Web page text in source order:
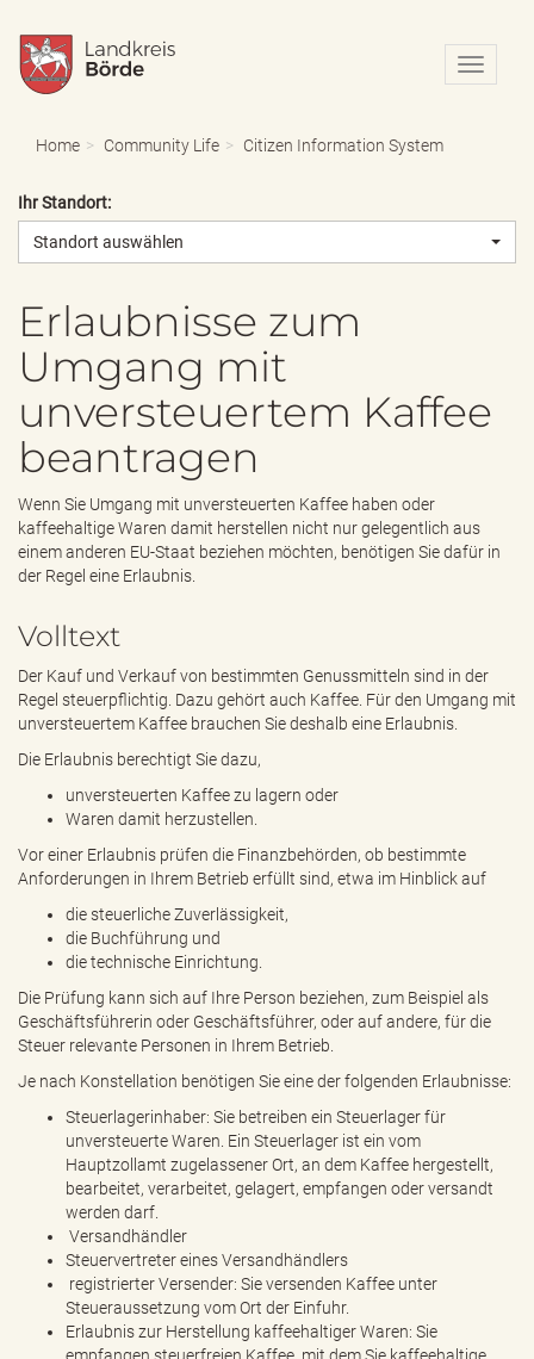
N
a
o
a
l
e
Home Community Life Citizen Information System
Ihr Standort:
Standort auswählen
Erlaubnisse zum
Umgang mit
unversteuertem Kaffee
beantragen
Wenn Sie Umgang mit unversteuerten Kaffee haben oder
kaffeehaltige Waren damit herstellen nicht nur gelegentlich aus
einem anderen EU-Staat beziehen möchten, benötigen Sie dafür in
der Regel eine Erlaubnis.
Volltext
Der Kauf und Verkauf von bestimmten Genussmitteln sind in der
Regel steuerpflichtig. Dazu gehört auch Kaffee. Für den Umgang mit
unversteuertem Kaffee brauchen Sie deshalb eine Erlaubnis.
Die Erlaubnis berechtigt Sie dazu,
unversteuerten Kaffee zu lagern oder
Waren damit herzustellen.
Vor einer Erlaubnis prüfen die Finanzbehörden, ob bestimmte
Anforderungen in Ihrem Betrieb erfüllt sind, etwa im Hinblick auf
die steuerliche Zuverlässigkeit,
die Buchführung und
die technische Einrichtung.
Die Prüfung kann sich auf Ihre Person beziehen, zum Beispiel als
Geschäftsführerin oder Geschäftsführer, oder auf andere, für die
Steuer relevante Personen in Ihrem Betrieb.
Je nach Konstellation benötigen Sie eine der folgenden Erlaubnisse:
Steuerlagerinhaber: Sie betreiben ein Steuerlager für
unversteuerte Waren. Ein Steuerlager ist ein vom
Hauptzollamt zugelassener Ort, an dem Kaffee hergestellt,
bearbeitet, verarbeitet, gelagert, empfangen oder versandt
werden darf.
Versandhändler
Steuervertreter eines Versandhändlers
registrierter Versender: Sie versenden Kaffee unter
Steueraussetzung vom Ort der Einfuhr.
Erlaubnis zur Herstellung kaffeehaltiger Waren: Sie